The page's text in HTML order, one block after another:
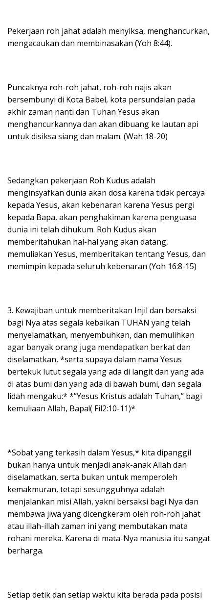
Pekerjaan roh jahat adalah menyiksa, menghancurkan,
mengacaukan dan membinasakan (Yoh 8:44).
Puncaknya roh-roh jahat, roh-roh najis akan
bersembunyi di Kota Babel, kota persundalan pada
akhir zaman nanti dan Tuhan Yesus akan
menghancurkannya dan akan dibuang ke lautan api
untuk disiksa siang dan malam. (Wah 18-20)
Sedangkan pekerjaan Roh Kudus adalah
menginsyafkan dunia akan dosa karena tidak percaya
kepada Yesus, akan kebenaran karena Yesus pergi
kepada Bapa, akan penghakiman karena penguasa
dunia ini telah dihukum. Roh Kudus akan
memberitahukan hal-hal yang akan datang,
memuliakan Yesus, memberitakan tentang Yesus, dan
memimpin kepada seluruh kebenaran (Yoh 16:8-15)
3. Kewajiban untuk memberitakan Injil dan bersaksi
bagi Nya atas segala kebaikan TUHAN yang telah
menyelamatkan, menyembuhkan, dan memulihkan
agar banyak orang juga mendapatkan berkat dan
diselamatkan, *serta supaya dalam nama Yesus
bertekuk lutut segala yang ada di langit dan yang ada
di atas bumi dan yang ada di bawah bumi, dan segala
lidah mengaku:* *”Yesus Kristus adalah Tuhan,” bagi
kemuliaan Allah, Bapa!( Fil2:10-11)*
*Sobat yang terkasih dalam Yesus,* kita dipanggil
bukan hanya untuk menjadi anak-anak Allah dan
diselamatkan, serta bukan untuk memperoleh
kemakmuran, tetapi sesungguhnya adalah
menjalankan misi Allah, yakni bersaksi bagi Nya dan
membawa jiwa yang dicengkeram oleh roh-roh jahat
atau illah-illah zaman ini yang membutakan mata
rohani mereka. Karena di mata-Nya manusia itu sangat
berharga.
Setiap detik dan setiap waktu kita berada pada posisi